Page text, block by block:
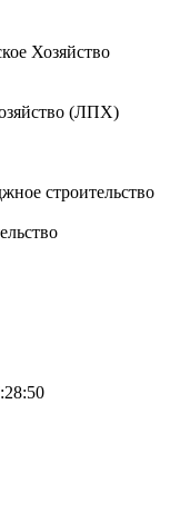
Хозяйство
(ЛПХ)
строительство